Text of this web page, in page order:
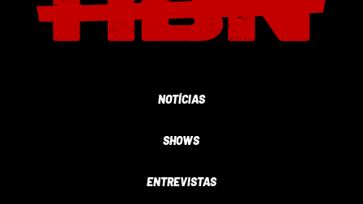
NOTÍCIAS
SHOWS
ENTREVISTAS